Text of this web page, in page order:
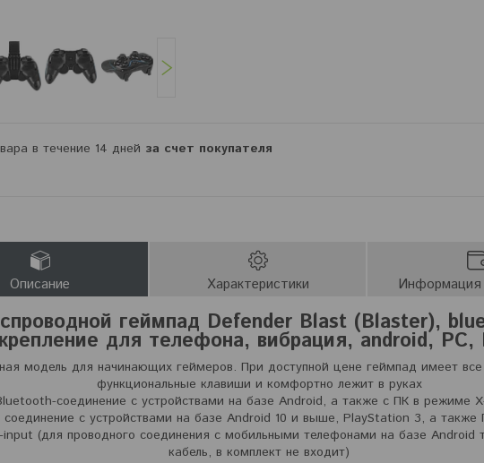
в течение 14 дней за счет покупателя
Описание Характеристики Информация
геймпад Defender Blast (Blaster),
крепление для телефона, вибрация, android, PC,
модель для начинающих геймеров. При доступной цене геймпад имеет
функциональные клавиши и комфортно лежит в руках
соединение с устройствами на базе Android, а также с ПК в режиме
соединение с устройствами на базе Android 10 и выше, PlayStation 3, а
input (для проводного соединения с мобильными телефонами на базе Android
кабель, в комплект не входит)